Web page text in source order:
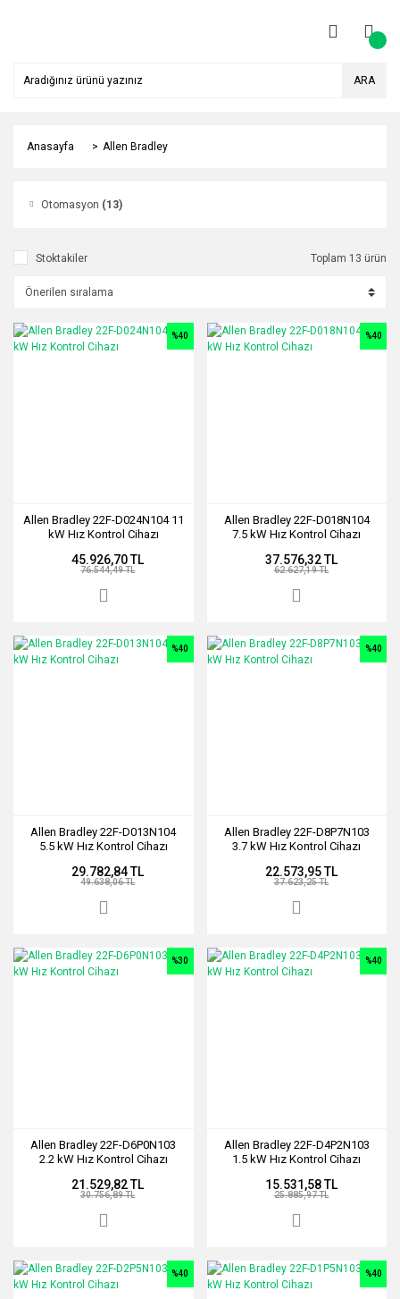
ARA
Anasayfa Allen Bradley
Otomasyon (13)
Stoktakiler Toplam 13 ürün
Allen Bradley 22F-D024N104 11
kW Hız Kontrol Cihazı
%40
45.926,70 TL
76.544,49 TL
Allen Bradley 22F-D018N104
7.5 kW Hız Kontrol Cihazı
%40
37.576,32 TL
62.627,19 TL
Allen Bradley 22F-D013N104
5.5 kW Hız Kontrol Cihazı
%40
29.782,84 TL
49.638,06 TL
Allen Bradley 22F-D8P7N103
3.7 kW Hız Kontrol Cihazı
%40
22.573,95 TL
37.623,25 TL
Allen Bradley 22F-D6P0N103
2.2 kW Hız Kontrol Cihazı
%30
21.529,82 TL
30.756,89 TL
Allen Bradley 22F-D4P2N103
1.5 kW Hız Kontrol Cihazı
%40
15.531,58 TL
25.885,97 TL
%40 %40